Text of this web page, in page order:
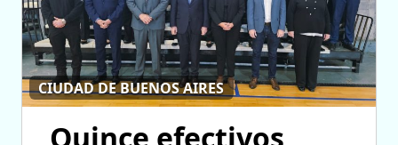
CIUDAD DE BUENOS AIRES